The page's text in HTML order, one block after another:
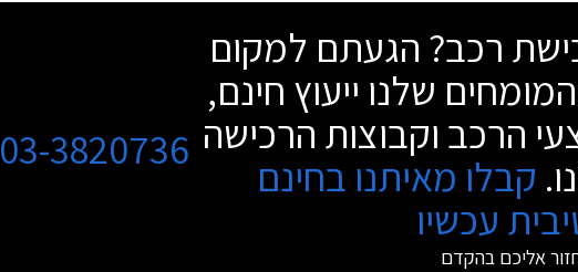
רכב? הגעתם למקום
שלנו ייעוץ חינם,
הרכב וקבוצות הרכישה
קבלו מאיתנו בחינם
עכשיו
אליכם בהקדם
03-3820736